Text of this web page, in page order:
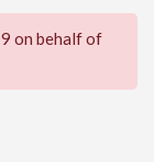
on behalf of